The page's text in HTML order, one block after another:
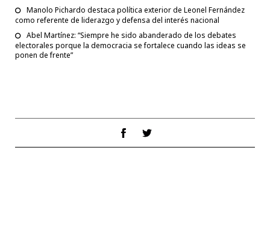
Manolo Pichardo destaca política exterior de Leonel Fernández
como referente de liderazgo y defensa del interés nacional
Abel Martínez: “Siempre he sido abanderado de los debates
electorales porque la democracia se fortalece cuando las ideas se
ponen de frente”